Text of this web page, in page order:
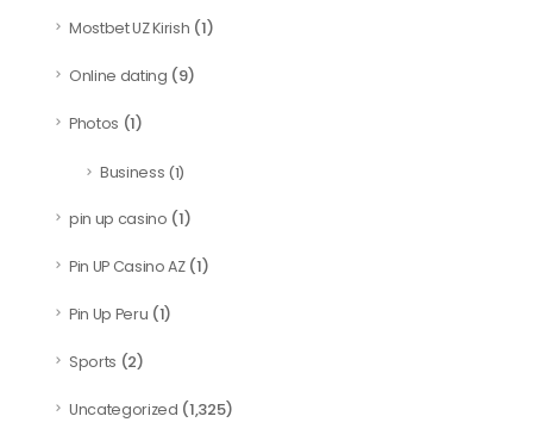
Mostbet UZ Kirish (1)
Online dating (9)
Photos (1)
Business (1)
pin up casino (1)
Pin UP Casino AZ(1)
Pin Up Peru (1)
Sports (2)
Uncategorized (1,325)